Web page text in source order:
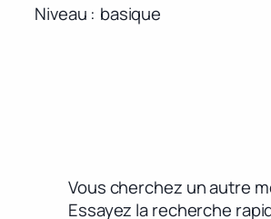
Niveau basique
Vous cherchez un autre
Essayez la recherche